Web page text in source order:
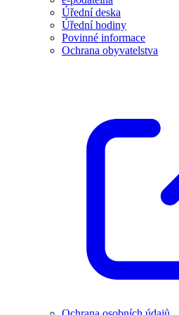
Úřední deska
Úřední hodiny
Povinné informace
Ochrana obyvatelstva